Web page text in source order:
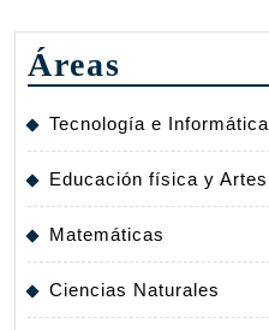
Áreas
Tecnología e Informática
Educación física y Artes
Matemáticas
Ciencias Naturales